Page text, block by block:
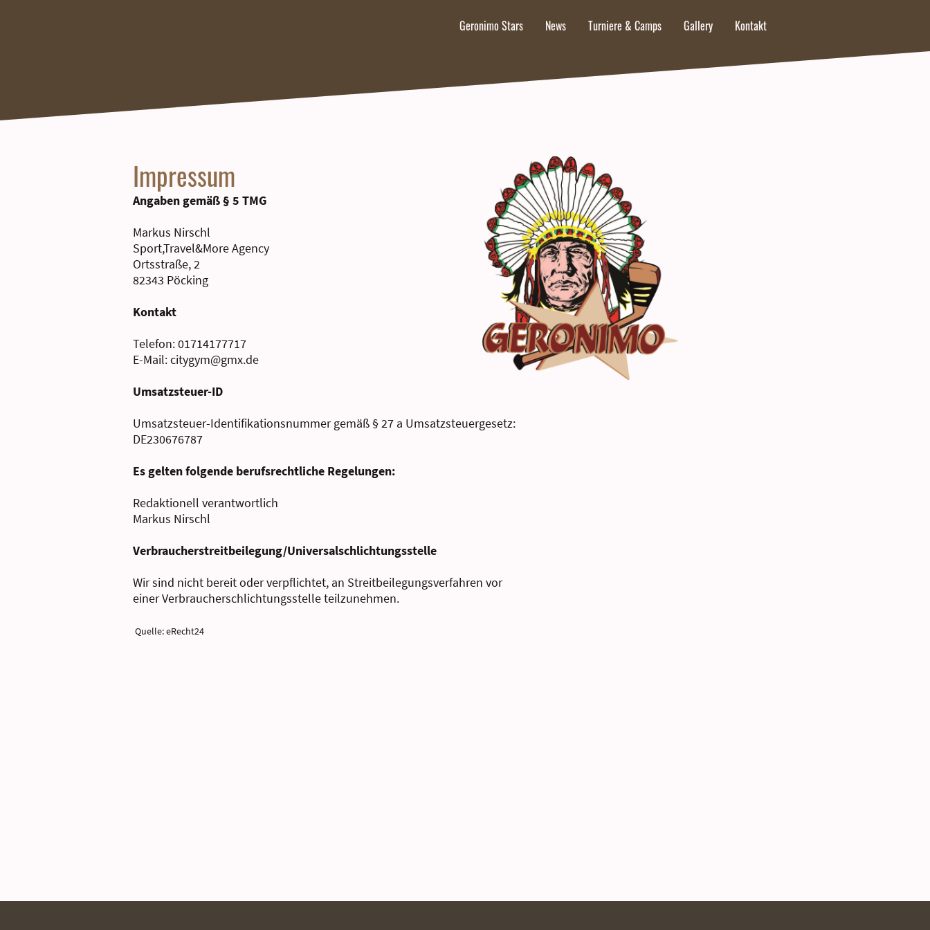
Geronimo Stars News Turniere & Camps Gallery Kontakt
Impressum
Angaben gemäß § 5 TMG
Markus Nirschl
Sport,Travel&More Agency
Ortsstraße, 2
82343 Pöcking
Kontakt
Telefon: 01714177717
E-Mail: citygym@gmx.de
Umsatzsteuer-ID
Umsatzsteuer-Identifikationsnummer gemäß § 27 a Umsatzsteuergesetz:
DE230676787
Es gelten folgende berufsrechtliche Regelungen:
Redaktionell verantwortlich
Markus Nirschl
Verbraucherstreitbeilegung/Universalschlichtungsstelle
Wir sind nicht bereit oder verpflichtet, an Streitbeilegungsverfahren vor
einer Verbraucherschlichtungsstelle teilzunehmen.
Quelle: eRecht24